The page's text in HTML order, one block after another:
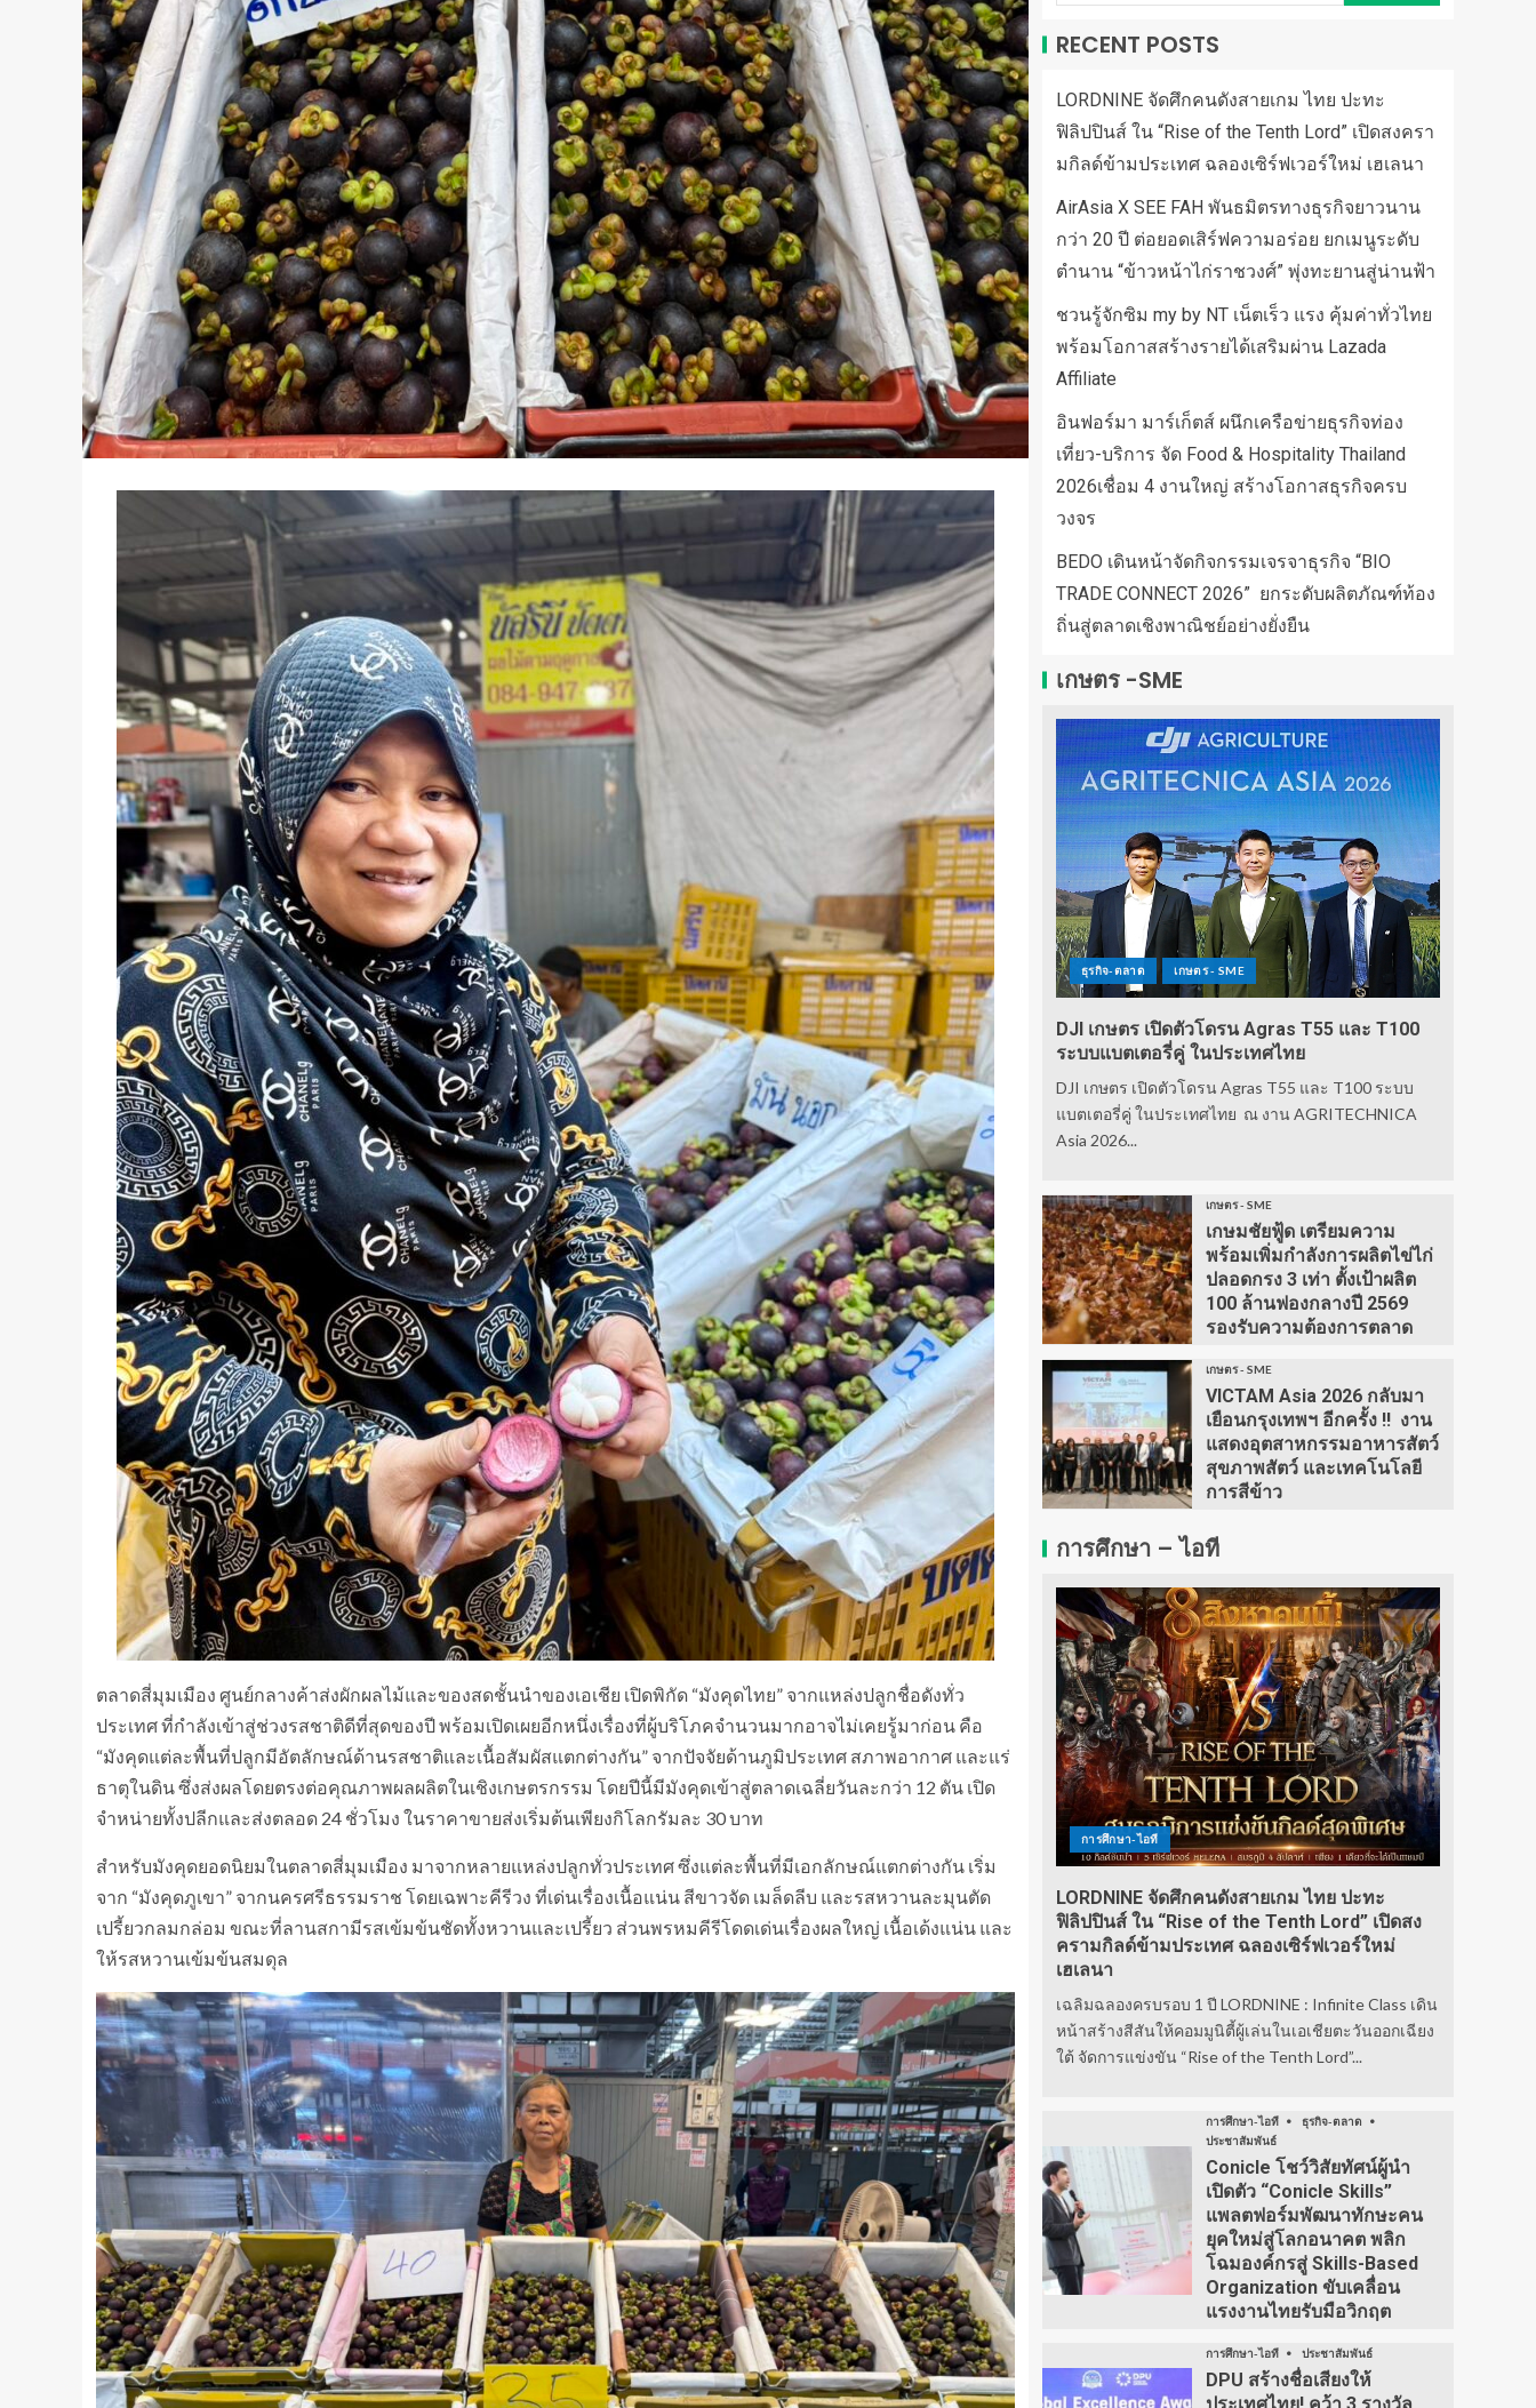
ตลาดสี่มุมเมือง ศูนย์กลางค้าส่งผักผลไม้และของสดชั้นนำของเอเชีย เปิดพิกัด “มังคุดไทย” จากแหล่งปลูกชื่อดังทั่ว
ประเทศ ที่กำลังเข้าสู่ช่วงรสชาติดีที่สุดของปี พร้อมเปิดเผยอีกหนึ่งเรื่องที่ผู้บริโภคจำนวนมากอาจไม่เคยรู้มาก่อน คือ
“มังคุดแต่ละพื้นที่ปลูกมีอัตลักษณ์ด้านรสชาติและเนื้อสัมผัสแตกต่างกัน” จากปัจจัยด้านภูมิประเทศ สภาพอากาศ และแร่
ธาตุในดิน ซึ่งส่งผลโดยตรงต่อคุณภาพผลผลิตในเชิงเกษตรกรรม โดยปีนี้มีมังคุดเข้าสู่ตลาดเฉลี่ยวันละกว่า 12 ตัน เปิด
จำหน่ายทั้งปลีกและส่งตลอด 24 ชั่วโมง ในราคาขายส่งเริ่มต้นเพียงกิโลกรัมละ 30 บาท
สำหรับมังคุดยอดนิยมในตลาดสี่มุมเมือง มาจากหลายแหล่งปลูกทั่วประเทศ ซึ่งแต่ละพื้นที่มีเอกลักษณ์แตกต่างกัน เริ่ม
จาก “มังคุดภูเขา” จากนครศรีธรรมราช โดยเฉพาะคีรีวง ที่เด่นเรื่องเนื้อแน่น สีขาวจัด เมล็ดลีบ และรสหวานละมุนตัด
เปรี้ยวกลมกล่อม ขณะที่ลานสกามีรสเข้มข้นชัดทั้งหวานและเปรี้ยว ส่วนพรหมคีรีโดดเด่นเรื่องผลใหญ่ เนื้อเด้งแน่น และ
ให้รสหวานเข้มข้นสมดุล
RECENT POSTS
LORDNINE จัดศึกคนดังสายเกม ไทย ปะทะ
ฟิลิปปินส์ ใน “Rise of the Tenth Lord” เปิดสงครา
มกิลด์ข้ามประเทศ ฉลองเซิร์ฟเวอร์ใหม่ เฮเลนา
AirAsia X SEE FAH พันธมิตรทางธุรกิจยาวนาน
กว่า 20 ปี ต่อยอดเสิร์ฟความอร่อย ยกเมนูระดับ
ตำนาน “ข้าวหน้าไก่ราชวงศ์” พุ่งทะยานสู่น่านฟ้า
ชวนรู้จักซิม my by NT เน็ตเร็ว แรง คุ้มค่าทั่วไทย
พร้อมโอกาสสร้างรายได้เสริมผ่าน Lazada
Affiliate
อินฟอร์มา มาร์เก็ตส์ ผนึกเครือข่ายธุรกิจท่อง
เที่ยว-บริการ จัด Food & Hospitality Thailand
2026เชื่อม 4 งานใหญ่ สร้างโอกาสธุรกิจครบ
วงจร
BEDO เดินหน้าจัดกิจกรรมเจรจาธุรกิจ “BIO
TRADE CONNECT 2026” ยกระดับผลิตภัณฑ์ท้อง
ถิ่นสู่ตลาดเชิงพาณิชย์อย่างยั่งยืน
เกษตร -SME
ธุรกิจ-ตลาด เกษตร - SME
DJI เกษตร เปิดตัวโดรน Agras T55 และ T100
ระบบแบตเตอรี่คู่ ในประเทศไทย
DJI เกษตร เปิดตัวโดรน Agras T55 และ T100 ระบบ
แบตเตอรี่คู่ ในประเทศไทย ณ งาน AGRITECHNICA
Asia 2026...
เกษตร - SME
เกษมชัยฟู้ด เตรียมความ
พร้อมเพิ่มกำลังการผลิตไข่ไก่
ปลอดกรง 3 เท่า ตั้งเป้าผลิต
100 ล้านฟองกลางปี 2569
รองรับความต้องการตลาด
เกษตร - SME
VICTAM Asia 2026 กลับมา
เยือนกรุงเทพฯ อีกครั้ง !! งาน
แสดงอุตสาหกรรมอาหารสัตว์
สุขภาพสัตว์ และเทคโนโลยี
การสีข้าว
การศึกษา – ไอที
การศึกษา-ไอที
LORDNINE จัดศึกคนดังสายเกม ไทย ปะทะ
ฟิลิปปินส์ ใน “Rise of the Tenth Lord” เปิดสง
ครามกิลด์ข้ามประเทศ ฉลองเซิร์ฟเวอร์ใหม่
เฮเลนา
เฉลิมฉลองครบรอบ 1 ปี LORDNINE : Infinite Class เดิน
หน้าสร้างสีสันให้คอมมูนิตี้ผู้เล่นในเอเชียตะวันออกเฉียง
ใต้ จัดการแข่งขัน “Rise of the Tenth Lord”...
การศึกษา-ไอที
ธุรกิจ-ตลาด
ประชาสัมพันธ์
Conicle โชว์วิสัยทัศน์ผู้นำ
เปิดตัว “Conicle Skills”
แพลตฟอร์มพัฒนาทักษะคน
ยุคใหม่สู่โลกอนาคต พลิก
โฉมองค์กรสู่ Skills-Based
Organization ขับเคลื่อน
แรงงานไทยรับมือวิกฤต
การศึกษา-ไอที ประชาสัมพันธ์
DPU สร้างชื่อเสียงให้